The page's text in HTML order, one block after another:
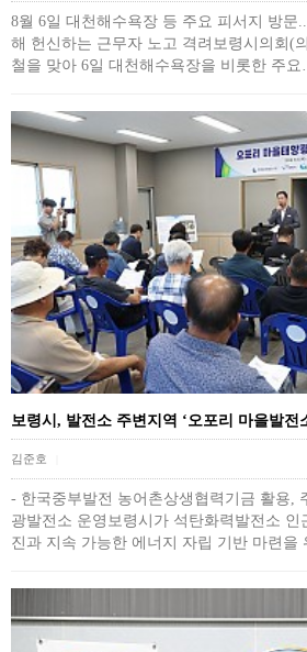
8월 6일 대천해수욕장 등 주요 피서지 방문
해 헌신하는 근무자 노고 격려보령시의회(
철을 맞아 6일 대천해수욕장을 비롯한 주
보령시, 발전소 주변지역 ‘오포리 마을발전
김준호
- 한국중부발전 농어촌상생협력기금 활용,
광발전소 운영보령시가 석탄화력발전소 인
진과 지속 가능한 에너지 자립 기반 마련을